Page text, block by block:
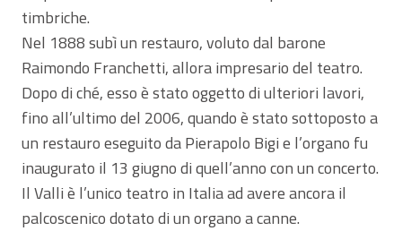
timbriche.
Nel 1888 subì un restauro, voluto dal barone
Raimondo Franchetti, allora impresario del teatro.
Dopo di ché, esso è stato oggetto di ulteriori lavori,
fino all’ultimo del 2006, quando è stato sottoposto a
un restauro eseguito da Pierapolo Bigi e l’organo fu
inaugurato il 13 giugno di quell’anno con un concerto.
Il Valli è l’unico teatro in Italia ad avere ancora il
palcoscenico dotato di un organo a canne.